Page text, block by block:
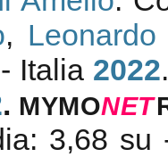
,
Italia 2022
. MYMONET
3,68 su